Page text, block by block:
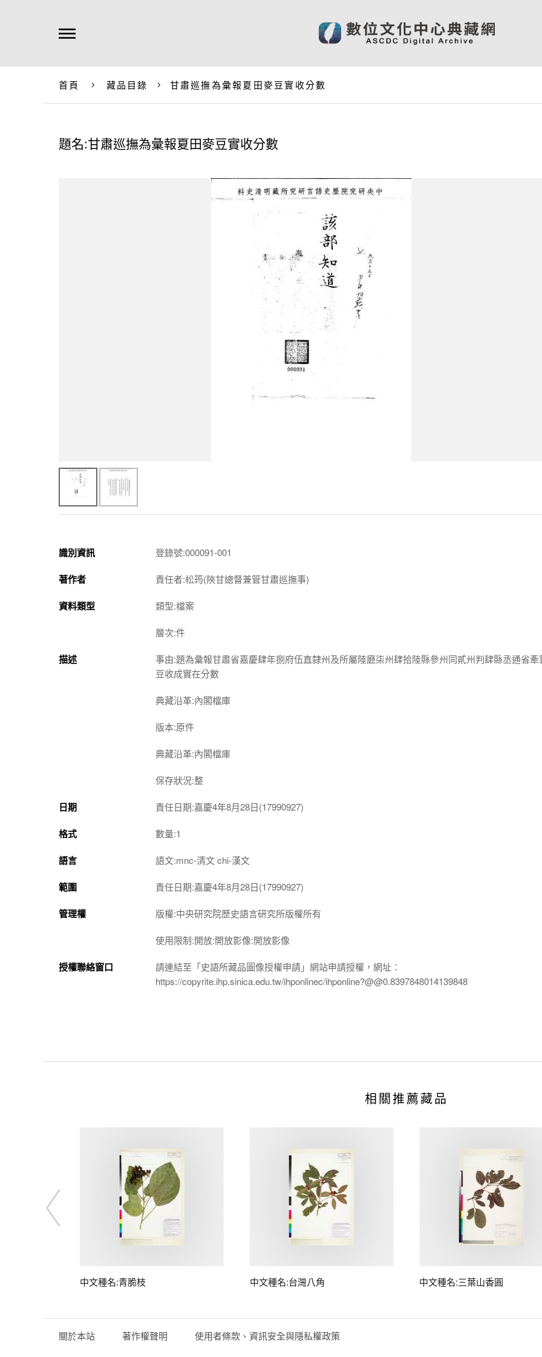
首頁 藏品目錄 甘肅巡撫為彙報夏田麥豆實收分數
題名:甘肅巡撫為彙報夏田麥豆實收分數
識別資訊 登錄號:000091-001
著作者 責任者:松筠(陝甘總督兼管甘肅巡撫事)
資料類型 類型:檔案
層次:件
描述
事由:題為彙報甘肅省嘉慶肆年捌府伍直隸州及所屬陸廳柒州肆拾陸縣參州同貳州判肆縣丞通省牽
豆收成實在分數
典藏沿革:內閣檔庫
版本:原件
典藏沿革:內閣檔庫
保存狀況:整
日期 責任日期:嘉慶4年8月28日(17990927)
格式 數量:1
語言 語文:mnc-清文 chi-漢文
範圍 責任日期:嘉慶4年8月28日(17990927)
管理權 版權:中央研究院歷史語言研究所版權所有
使用限制:開放:開放影像:開放影像
授權聯絡窗口
請連結至「史語所藏品圖像授權申請」網站申請授權，網址：
https://copyrite.ihp.sinica.edu.tw/ihponlinec/ihponline?@@0.8397848014139848
相關推薦藏品
中文種名:青脆枝 中文種名:台灣八角 中文種名:三葉山香圓
關於本站 著作權聲明 使用者條款、資訊安全與隱私權政策